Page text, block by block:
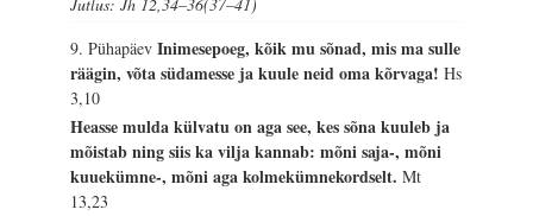
9. PühapäevInimesepoeg, kõik mu sõnad, mis ma sulle
räägin, võta südamesse ja kuule neid oma kõrvaga!Hs
3,10
Heasse mulda külvatu on aga see, kes sõna kuuleb ja
mõistab ning siis ka vilja kannab: mõni saja-, mõni
kuuekümne-, mõni aga kolmekümnekordselt.Mt
13,23